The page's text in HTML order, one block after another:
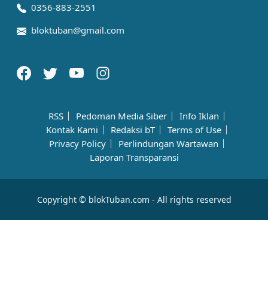
0356-883-2551
bloktuban@gmail.com
RSS Pedoman Media Siber
Info Iklan
Kontak Kami
Redaksi bT
Terms of Use
Privacy Policy
Perlindungan Wartawan
Laporan Transparansi
Copyright © blokTuban.com - All rights reserved